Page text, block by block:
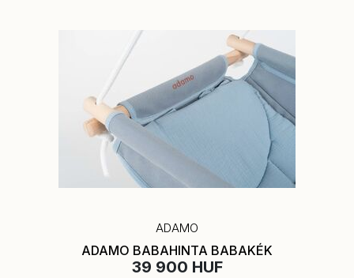
ADAMO
ADAMO BABAHINTA BABAKÉK
39 900 HUF